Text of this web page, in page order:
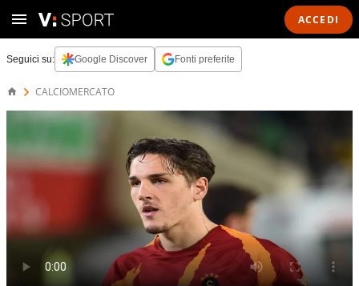
ACCEDI
Seguici su: Google Discover Fonti preferite
CALCIOMERCATO